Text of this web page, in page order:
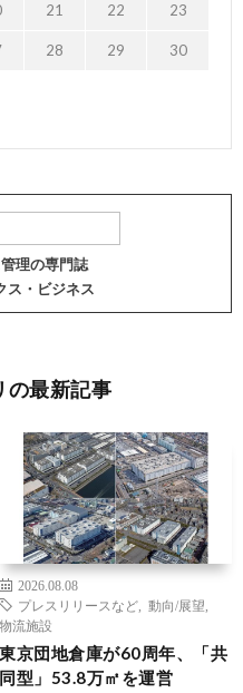
21 22 23
28 29 30
理の専門誌
ス・ビジネス
の最新記事
2026.08.08
プレスリリースなど
動向/展望
物流施設
東京団地倉庫が60周年、「共
同型」53.8万㎡を運営